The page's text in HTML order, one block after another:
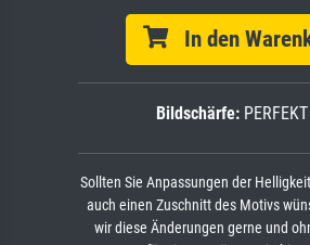
In den
Bildschärfe: PERFEKT
Sollten Sie Anpassungen der
auch einen Zuschnitt des Motivs
wir diese Änderungen gerne und